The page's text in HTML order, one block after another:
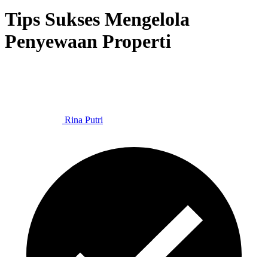
Tips Sukses Mengelola
Penyewaan Properti
Rina Putri